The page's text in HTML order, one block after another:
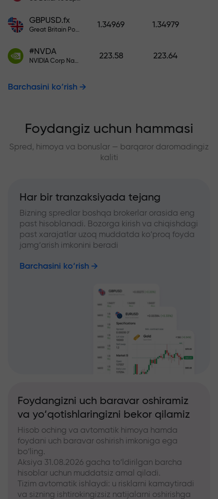
GBPUSD.fx
Great Britain Pound vs US Dollar
1.34969 1.34979
#NVDA
NVIDIA Corp Nasdaq Stock Exchange (Nasdaq) USD
223.58 223.64
Barchasini ko‘rish
Foydangiz uchun hammasi
Spred, himoya va bonuslar — barqaror daromadingiz
kaliti
Har bir tranzaksiyada tejang
Bizning spredlar boshqa brokerlar orasida eng
past hisoblanadi. Bozorga kirish va chiqishdagi
past xarajatlar uzoq muddatda ko‘proq foyda
jamg‘arish imkonini beradi
Barchasini ko‘rish
Foydangizni uch baravar oshiramiz
va yo‘qotishlaringizni bekor qilamiz
Hisob oching va avtomatik himoya hamda
foydani uch baravar oshirish imkoniga ega
bo‘ling.
Aksiya 31.08.2026 gacha to‘ldirilgan barcha
hisoblar uchun muddatsiz amal qiladi.
Tizim avtomatik ishlaydi: u risklarni kamaytiradi
va sizning ishtirokingizsiz natijalarni oshirishga